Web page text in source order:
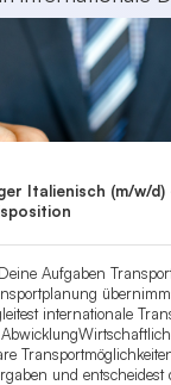
Italienisch (m/w/d)
Aufgaben
internationale
und entscheidest